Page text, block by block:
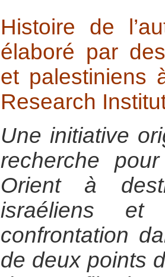
Histoire de
élaboré par
et palestiniens
Research
Une initiative
recherche
Orient à
israéliens
confrontation
de deux points